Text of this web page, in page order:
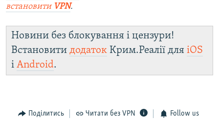
встановити VPN.
Новини без блокування і цензури!
Встановити додаток Крим.Реалії для iOS
і Android.
Поділитись Читати без VPN Follow us